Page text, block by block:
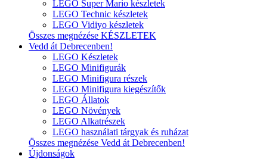
LEGO Super Mario készletek
LEGO Technic készletek
LEGO Vidiyo készletek
Összes megnézése KÉSZLETEK
Vedd át Debrecenben!
LEGO Készletek
LEGO Minifigurák
LEGO Minifigura részek
LEGO Minifigura kiegészítők
LEGO Állatok
LEGO Növények
LEGO Alkatrészek
LEGO használati tárgyak és ruházat
Összes megnézése Vedd át Debrecenben!
Újdonságok